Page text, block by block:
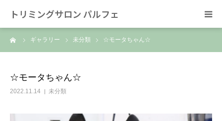
トリミングサロン パルフェ
ギャラリー 未分類 ☆モータちゃん☆
☆モータちゃん☆
2022.11.14 未分類
HOME